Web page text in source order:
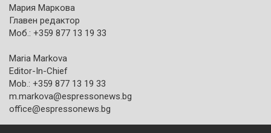
Мария Маркова
Главен редактор
Моб.: +359 877 13 19 33
Maria Markova
Editor-In-Chief
Mob.: +359 877 13 19 33
m.markova@espressonews.bg
office@espressonews.bg